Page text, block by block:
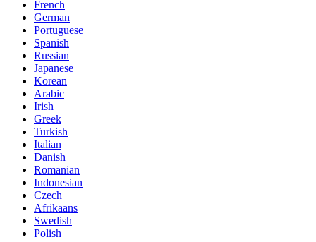
French
German
Portuguese
Spanish
Russian
Japanese
Korean
Arabic
Irish
Greek
Turkish
Italian
Danish
Romanian
Indonesian
Czech
Afrikaans
Swedish
Polish